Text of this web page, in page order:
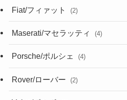
Fiat/フィァット (2)
Maserati/マセラッティ (4)
Porsche/ポルシェ (4)
Rover/ローバー (2)